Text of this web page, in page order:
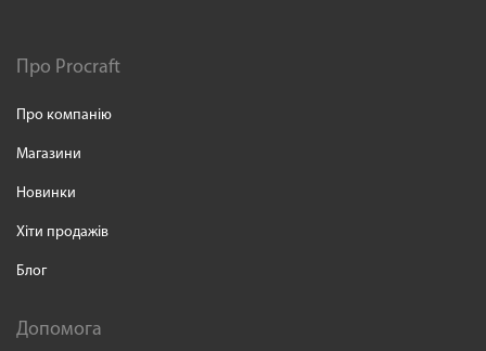
Про Procraft
Про компанію
Магазини
Новинки
Хіти продажів
Блог
Допомога